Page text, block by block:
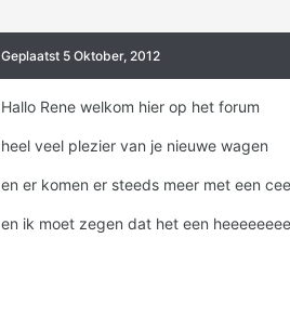
Geplaatst 5 Oktober, 2012
Hallo Rene welkom hier op het forum
heel veel plezier van je nieuwe wagen
en er komen er steeds meer met een
en ik moet zegen dat het een